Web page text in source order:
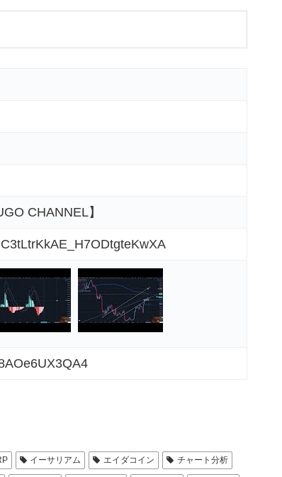
CHANNEL】
イーサリアム エイダコイン チャート分析